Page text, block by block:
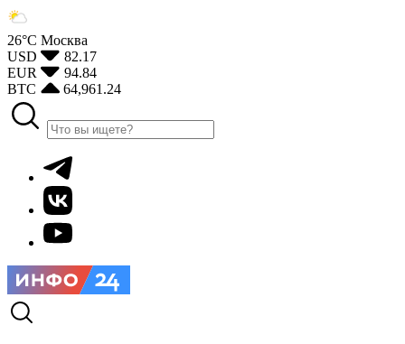
26°С Москва
USD
82.17
EUR
94.84
BTC
64,961.24